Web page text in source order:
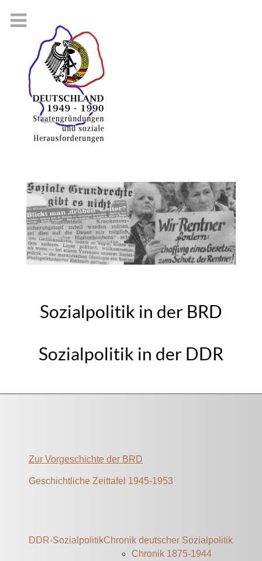
Sozialpolitik in der BRD
Sozialpolitik in der DDR
Zur Vorgeschichte der BRD
Geschichtliche Zeittafel 1945-1953
DDR-SozialpolitikChronik deutscher Sozialpolitik
Chronik 1875-1944